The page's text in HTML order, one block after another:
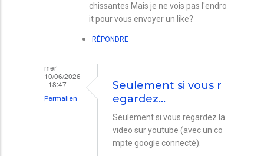
chissantes Mais je ne vois pas l'endro
it pour vous envoyer un like?
RÉPONDRE
mer
10/06/2026
- 18:47
Permalien
Seulement si vous r
egardez…
Seulement si vous regardez la
video sur youtube (avec un co
mpte google connecté).